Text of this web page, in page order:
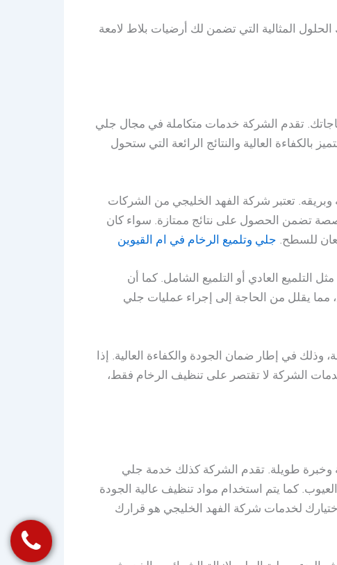
المثالية التي تضمن لك أرضيات بلاط لامعة
تقدم الشركة خدمات متكاملة في مجال جلي
العالية والنتائج الرائعة التي ستحول
وبريقه. تعتبر شركة الفهد الخليجي من الشركات
تضمن الحصول على نتائج ممتازة. سواء كان
للسطح. جلي وتلميع الرخام في ام القيوين
التلميع العادي أو التلميع الشامل. كما أن
مما يقلل من الحاجة إلى إجراء عمليات جلي
في إطار ضمان الجودة والكفاءة العالية. إذا
خدمات الشركة لا تقتصر على تنظيف الرخام فقط،
وخبرة طويلة. تقدم الشركة كذلك خدمة جلي
كما يتم استخدام مواد تنظيف عالية الجودة
لخدمات شركة الفهد الخليجي هو قرارك